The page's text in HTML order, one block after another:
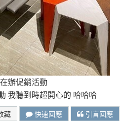
辦促銷活動
我聽到時超開心的 哈哈哈
藏 快速回應 引言回應